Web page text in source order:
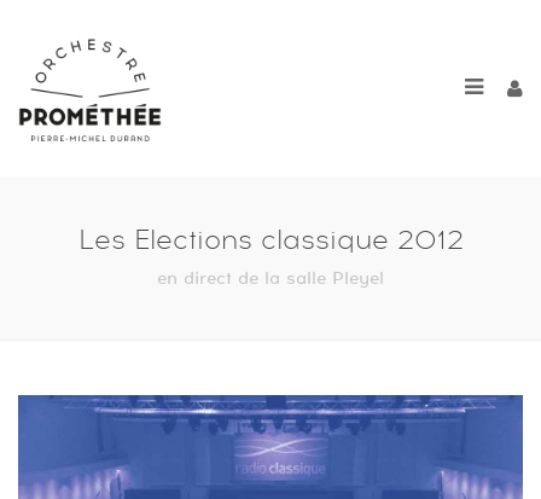
Les Elections classique 2012
en direct de la salle Pleyel